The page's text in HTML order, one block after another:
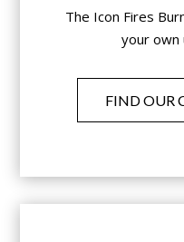
The Icon Fires
your own
FIND OUR